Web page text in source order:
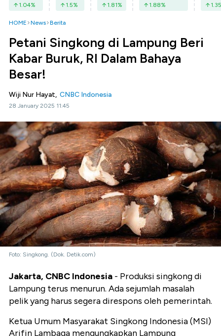
1.04% 1.5% 1.81% 1.88% 1.35
HOME News Berita
Petani Singkong di Lampung Beri
Kabar Buruk, RI Dalam Bahaya
Besar!
Wiji Nur Hayat, CNBC Indonesia
28 January 2025 11:45
Foto: Singkong. (Dok. Detik.com)
Jakarta, CNBC Indonesia - Produksi singkong di
Lampung terus menurun. Ada sejumlah masalah
pelik yang harus segera direspons oleh pemerintah.
Ketua Umum Masyarakat Singkong Indonesia (MSI)
Arifin Lambaga mengungkapkan Lampung